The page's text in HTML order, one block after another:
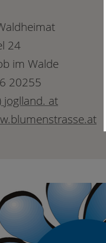
24
im Walde
20255
joglland. at